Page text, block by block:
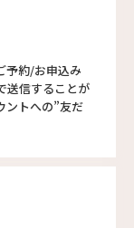
予約/お申込み
送信することが
ントへの”友だ